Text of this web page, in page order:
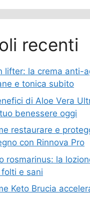
recenti
lifter: la crema anti-
e tonica subito
di Aloe Vera
benessere oggi
restaurare e
con Rinnova Pro
rosmarinus: la
e sani
Keto Brucia